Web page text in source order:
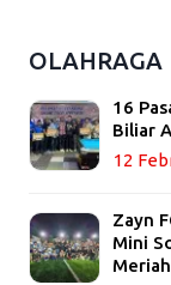
OLAHRAGA
16
Biliar
12
Zayn
Mini
Meriah